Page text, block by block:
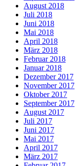
August 2018
Juli 2018
Juni 2018
Mai 2018
April 2018
März 2018
Februar 2018
Januar 2018
Dezember 2017
November 2017
Oktober 2017
September 2017
August 2017
Juli 2017
Juni 2017
Mai 2017
April 2017
März 2017